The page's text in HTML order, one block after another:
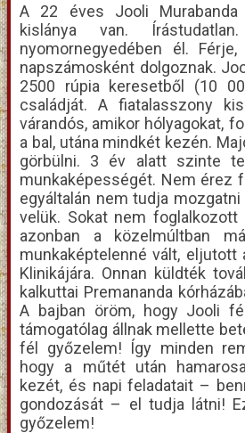
A 22 éves Jooli
kislánya van.
nyomornegyedében él.
napszámosként dolgoznak.
2500 rúpia keresetből (10
családját. A fiatalasszony
várandós, amikor hólyagokat,
a bal, utána mindkét kezén.
görbülni. 3 év alatt szinte
munkaképességét. Nem érez
egyáltalán nem tudja
velük. Sokat nem foglalkozott
azonban a közelmúltban
munkaképtelenné vált, eljutott
Klinikájára. Onnan küldték
kalkuttai Premananda
A bajban öröm, hogy Jooli
támogatólag állnak mellette
fél győzelem! Így minden
hogy a műtét után
kezét, és napi feladatait –
gondozását – el tudja látni!
győzelem!